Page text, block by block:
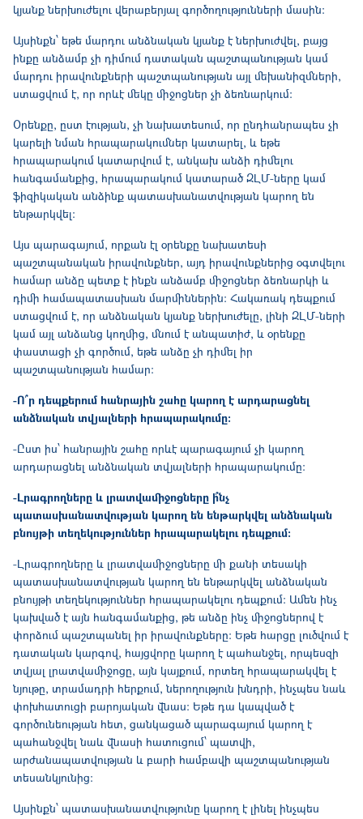
կյանք ներխուժելու վերաբերյալ գործողությունների մասին։
Այսինքն՝ եթե մարդու անձնական կյանք է ներխուժվել, բայց
ինքը անձամբ չի դիմում դատական պաշտպանության կամ
մարդու իրավունքների պաշտպանության այլ մեխանիզմների,
ստացվում է, որ որևէ մեկը միջոցներ չի ձեռնարկում։
Օրենքը, ըստ էության, չի նախատեսում, որ ընդհանրապես չի
կարելի նման հրապարակումներ կատարել, և եթե
հրապարակում կատարվում է, անկախ անձի դիմելու
հանգամանքից, հրապարակում կատարած ԶԼՄ-ները կամ
ֆիզիկական անձինք պատասխանատվության կարող են
ենթարկվել։
Այս պարագայում, որքան էլ օրենքը նախատեսի
պաշտպանական իրավունքներ, այդ իրավունքներից օգտվելու
համար անձը պետք է ինքն անձամբ միջոցներ ձեռնարկի և
դիմի համապատասխան մարմիններին։ Հակառակ դեպքում
ստացվում է, որ անձնական կյանք ներխուժելը, լինի ԶԼՄ-ների
կամ այլ անձանց կողմից, մնում է անպատիժ, և օրենքը
փաստացի չի գործում, եթե անձը չի դիմել իր
պաշտպանության համար։
-Ո՞ր դեպքերում հանրային շահը կարող է արդարացնել
անձնական տվյալների հրապարակումը։
-Ըստ իս՝ հանրային շահը որևէ պարագայում չի կարող
արդարացնել անձնական տվյալների հրապարակումը։
-Լրագրողները և լրատվամիջոցները ի՞նչ
պատասխանատվության կարող են ենթարկվել անձնական
բնույթի տեղեկություններ հրապարակելու դեպքում։
-Լրագրողները և լրատվամիջոցները մի քանի տեսակի
պատասխանատվության կարող են ենթարկվել անձնական
բնույթի տեղեկություններ հրապարակելու դեպքում։ Ամեն ինչ
կախված է այն հանգամանքից, թե անձը ինչ միջոցներով է
փորձում պաշտպանել իր իրավունքները։ Եթե հարցը լուծվում է
դատական կարգով, հայցվորը կարող է պահանջել, որպեսզի
տվյալ լրատվամիջոցը, այն կայքում, որտեղ հրապարակվել է
նյութը, տրամադրի հերքում, ներողություն խնդրի, ինչպես նաև
փոխհատուցի բարոյական վնաս։ Եթե դա կապված է
գործունեության հետ, ցանկացած պարագայում կարող է
պահանջվել նաև վնասի հատուցում՝ պատվի,
արժանապատվության և բարի համբավի պաշտպանության
տեսանկյունից։
Այսինքն՝ պատասխանատվությունը կարող է լինել ինչպես